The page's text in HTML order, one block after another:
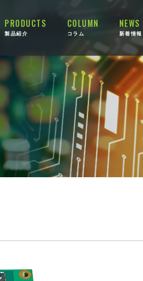
PRODUCTS
製品紹介
COLUMN
コラム
NEWS
新着情報